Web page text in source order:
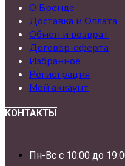
О Бренде
Доставка и Оплата
Обмен и возврат
Договор-оферта
Избранное
Регистрация
Мой аккаунт
КОНТАКТЫ
Пн-Вс с 10:00 до